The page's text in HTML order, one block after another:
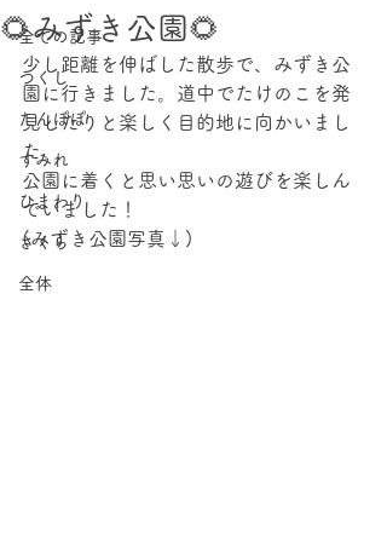
全ての記事
つくし
たんぽぽ
すみれ
ひまわり
さくら
全体
🌻みずき公園🌻
少し距離を伸ばした散歩で、みずき公
園に行きました。道中でたけのこを発
見したりと楽しく目的地に向かいまし
た。
公園に着くと思い思いの遊びを楽しん
でいました！
(みずき公園写真↓)